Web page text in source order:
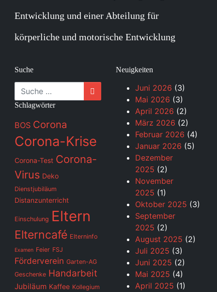
Entwicklung und einer Abteilung für
körperliche und motorische Entwicklung
Suche
Suche
Schlagwörter
BOS Corona
Corona-Krise
Corona-Test Corona-
Virus Deko
Dienstjubiläum
Distanzunterricht
Einschulung Eltern
Elterncafé Elterninfo
Examen Feier FSJ
Förderverein Garten-AG
Geschenke Handarbeit
Jubiläum Kaffee Kollegium
Neuigkeiten
Juni 2026 (3)
Mai 2026 (3)
April 2026 (2)
März 2026 (2)
Februar 2026 (4)
Januar 2026 (5)
Dezember
2025 (2)
November
2025 (1)
Oktober 2025 (3)
September
2025 (2)
August 2025 (2)
Juli 2025 (3)
Juni 2025 (2)
Mai 2025 (4)
April 2025 (1)